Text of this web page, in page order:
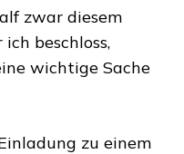
zwar diesem
beschloss,
wichtige Sache
zu einem